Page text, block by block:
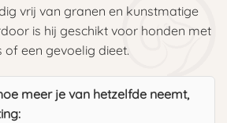
vrij van granen en kunstmatige
is hij geschikt voor honden met
een gevoelig dieet.
meer je van hetzelfde neemt,